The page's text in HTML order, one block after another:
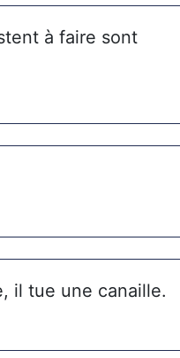
à faire sont
il tue une canaille.